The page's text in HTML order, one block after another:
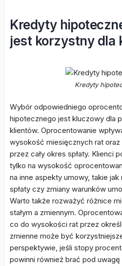
Kredyty
jest korzystny dla
Kredyty
Wybór odpowiedniego
hipotecznego jest kluczowy dla
klientów. Oprocentowanie
wysokość miesięcznych rat
przez cały okres spłaty. Klienci
tylko na wysokość
na inne aspekty umowy, takie
spłaty czy zmiany warunków
Warto także rozważyć różnice
stałym a zmiennym.
co do wysokości rat przez
zmienne może być
perspektywie, jeśli stopy
powinni również brać pod